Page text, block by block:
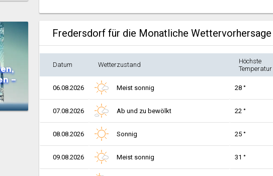
–
Fredersdorf für die Monatliche Wettervorhersage
Datum Wetterzustand
Höchste
Temperatur
06.08.2026 Meist sonnig 28 °
07.08.2026 Ab und zu bewölkt 22 °
08.08.2026 Sonnig 25 °
09.08.2026 Meist sonnig 31 °